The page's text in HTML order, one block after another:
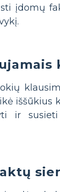
įdomų
iššūkius
ir